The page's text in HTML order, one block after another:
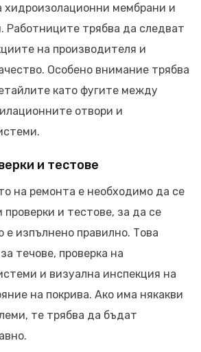
хидроизолационни мембрани и
Работниците трябва да следват
на производителя и
Особено внимание трябва
като фугите между
отвори и
и тестове
на ремонта е необходимо да се
и тестове, за да се
е изпълнено правилно. Това
течове, проверка на
и визуална инспекция на
на покрива. Ако има някакви
те трябва да бъдат